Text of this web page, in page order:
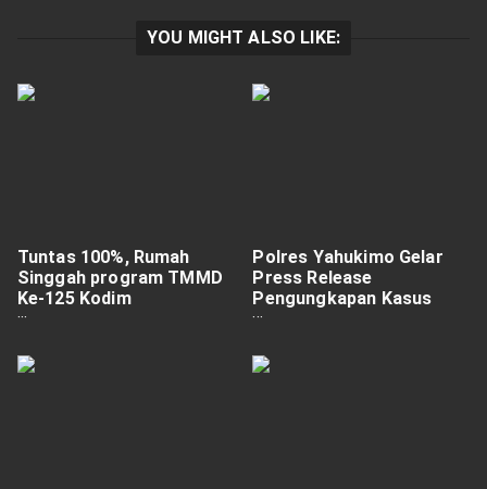
YOU MIGHT ALSO LIKE:
Tuntas 100%, Rumah
Singgah program TMMD
Ke-125 Kodim
0910/Malinau Jadi Bukti
Rakyat.
Polres Yahukimo Gelar
Press Release
Pengungkapan Kasus
Tindak Pidana